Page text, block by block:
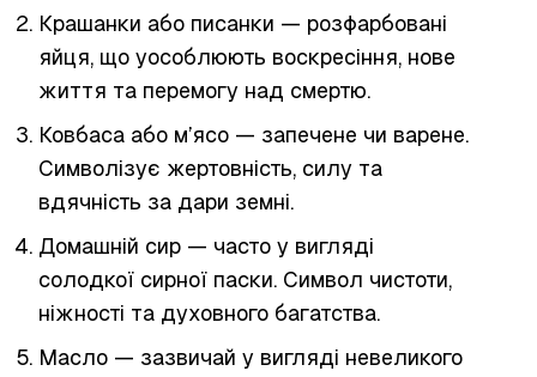
Крашанки або писанки — розфарбовані
яйця, що уособлюють воскресіння, нове
життя та перемогу над смертю.
Ковбаса або м’ясо — запечене чи варене.
Символізує жертовність, силу та
вдячність за дари земні.
Домашній сир — часто у вигляді
солодкої сирної паски. Символ чистоти,
ніжності та духовного багатства.
Масло — зазвичай у вигляді невеликого